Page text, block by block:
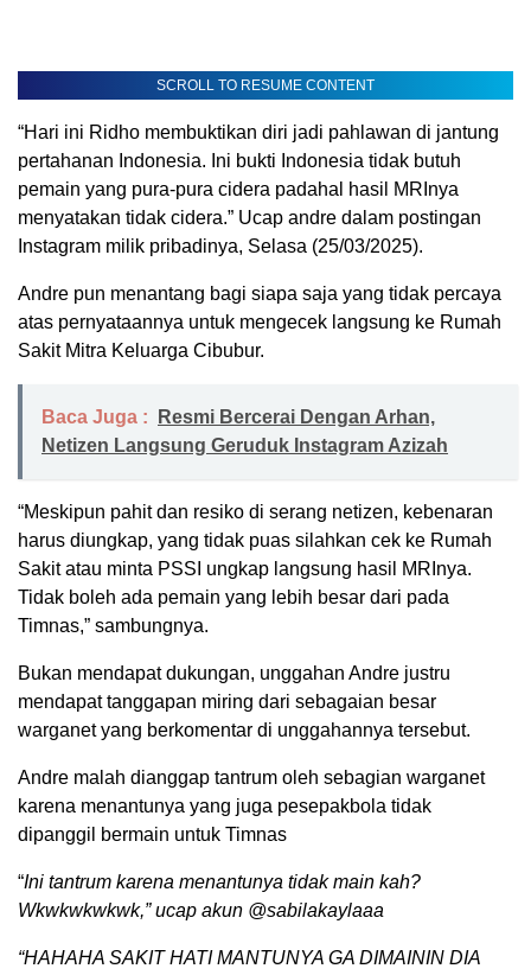
SCROLL TO RESUME CONTENT
“Hari ini Ridho membuktikan diri jadi pahlawan di jantung
pertahanan Indonesia. Ini bukti Indonesia tidak butuh
pemain yang pura-pura cidera padahal hasil MRInya
menyatakan tidak cidera.” Ucap andre dalam postingan
Instagram milik pribadinya, Selasa (25/03/2025).
Andre pun menantang bagi siapa saja yang tidak percaya
atas pernyataannya untuk mengecek langsung ke Rumah
Sakit Mitra Keluarga Cibubur.
Baca Juga :
Resmi Bercerai Dengan Arhan,
Netizen Langsung Geruduk Instagram Azizah
“Meskipun pahit dan resiko di serang netizen, kebenaran
harus diungkap, yang tidak puas silahkan cek ke Rumah
Sakit atau minta PSSI ungkap langsung hasil MRInya.
Tidak boleh ada pemain yang lebih besar dari pada
Timnas,” sambungnya.
Bukan mendapat dukungan, unggahan Andre justru
mendapat tanggapan miring dari sebagaian besar
warganet yang berkomentar di unggahannya tersebut.
Andre malah dianggap tantrum oleh sebagian warganet
karena menantunya yang juga pesepakbola tidak
dipanggil bermain untuk Timnas
“Ini tantrum karena menantunya tidak main kah?
Wkwkwkwkwk,” ucap akun @sabilakaylaaa
“HAHAHA SAKIT HATI MANTUNYA GA DIMAININ DIA